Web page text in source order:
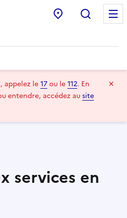
Commissariat:
, appelez le17ou le112. En
entendre, accédez ausite
services en